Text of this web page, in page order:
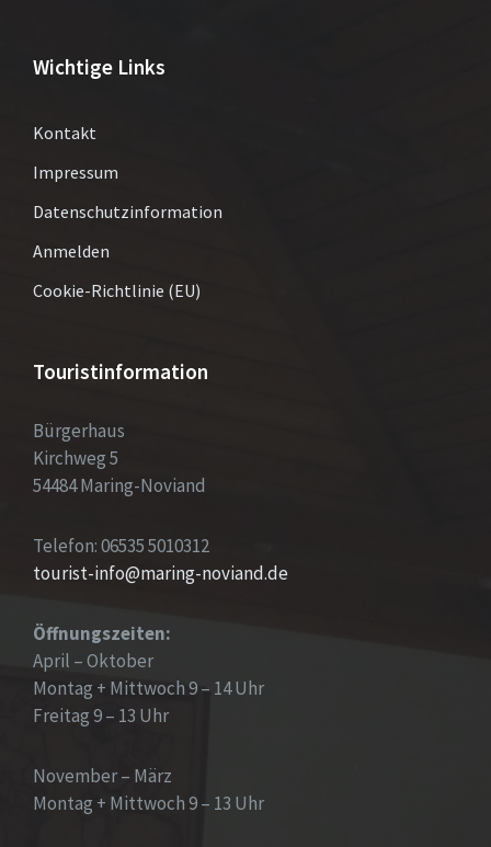
Wichtige Links
Kontakt
Impressum
Datenschutzinformation
Anmelden
Cookie-Richtlinie (EU)
Touristinformation
Bürgerhaus
Kirchweg 5
54484 Maring-Noviand
Telefon: 06535 5010312
tourist-info@maring-noviand.de
Öffnungszeiten:
April – Oktober
Montag + Mittwoch 9 – 14 Uhr
Freitag 9 – 13 Uhr
November – März
Montag + Mittwoch 9 – 13 Uhr